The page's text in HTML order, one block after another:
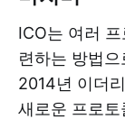
ICO는 여러
련하는 방법
2014년 이더
새로운 프로